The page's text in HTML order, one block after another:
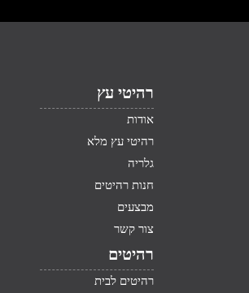
רהיטי עץ
אודות
רהיטי עץ מלא
גלריה
חנות רהיטים
מבצעים
צור קשר
רהיטים
רהיטים לבית